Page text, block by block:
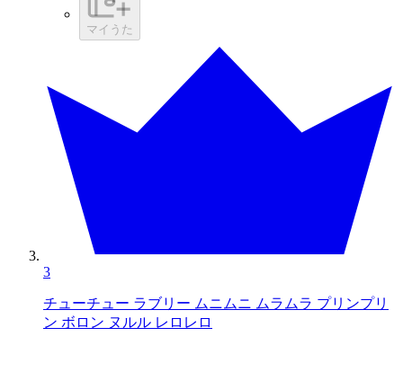
マイうた
3
チューチュー ラブリー ムニムニ ムラムラ プリンプリ
ン ボロン ヌルル レロレロ